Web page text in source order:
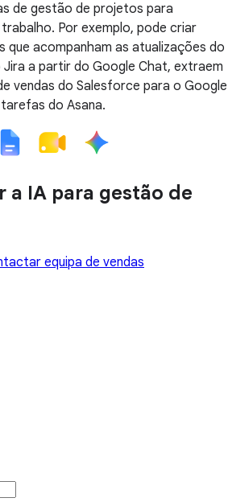
de gestão de projetos para
Por exemplo, pode criar
que acompanham as atualizações do
a partir do Google Chat, extraem
vendas do Salesforce para o Google
do Asana.
a IA para gestão de
equipa de vendas